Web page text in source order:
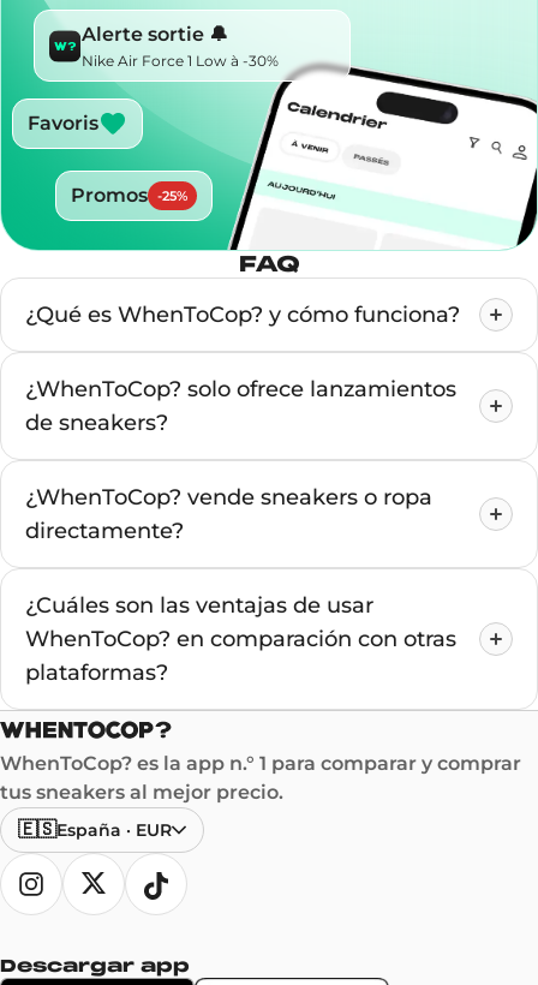
Alerte sortie 🔔
Nike Air Force 1 Low à -30%
Favoris
Promos -25%
FAQ
¿Qué es WhenToCop? y cómo funciona?
¿WhenToCop? solo ofrece lanzamientos
de sneakers?
¿WhenToCop? vende sneakers o ropa
directamente?
¿Cuáles son las ventajas de usar
WhenToCop? en comparación con otras
plataformas?
WhenToCop? es la app n.° 1 para comparar y comprar
tus sneakers al mejor precio.
🇪🇸España · EUR
Descargar app